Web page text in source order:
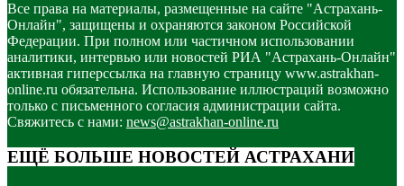
Все права на материалы, размещенные на сайте "Астрахань-
Онлайн", защищены и охраняются законом Российской
Федерации. При полном или частичном использовании
аналитики, интервью или новостей РИА "Астрахань-Онлайн"
активная гиперссылка на главную страницу www.astrakhan-
online.ru обязательна. Использование иллюстраций возможно
только с письменного согласия администрации сайта.
Свяжитесь с нами: news@astrakhan-online.ru
ЕЩЁ БОЛЬШЕ НОВОСТЕЙ АСТРАХАНИ